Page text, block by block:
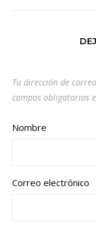
Tu dirección de
campos obligatorios
Nombre
Correo electrónico